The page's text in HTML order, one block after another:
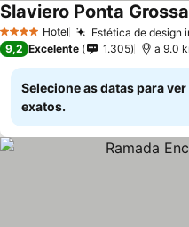
4 EstrelasHotel Estética de design
Slaviero Ponta Grossa
9,2 Excelente 1.305 a 9.0
Selecione as datas para
exatos.